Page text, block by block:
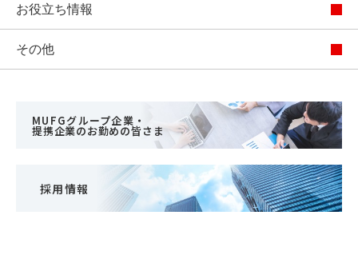
お役立ち情報
その他
MUFGグループ企業・
提携企業のお勤めの皆さま
採用情報